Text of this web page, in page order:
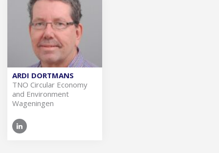
ARDI DORTMANS
TNO Cir­cu­lar Eco­no­my
and En­vi­ron­ment
Wageningen